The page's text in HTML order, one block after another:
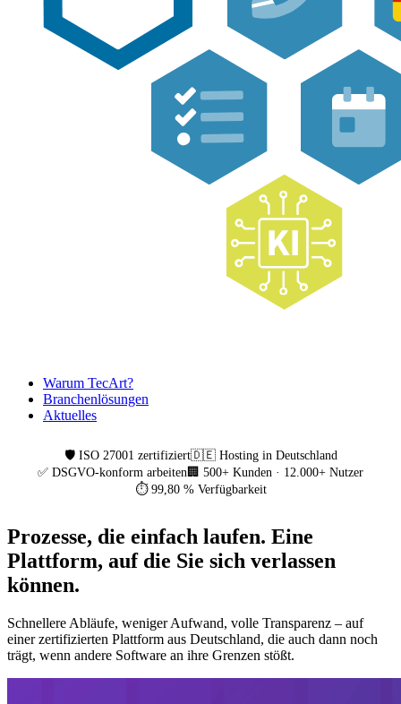
Warum TecArt?
Branchenlösungen
Aktuelles
🛡️ ISO 27001 zertifiziert🇩🇪 Hosting in Deutschland
✅ DSGVO-konform arbeiten 🏢 500+ Kunden · 12.000+ Nutzer
⏱️ 99,80 % Verfügbarkeit
Prozesse, die einfach laufen. Eine
Plattform, auf die Sie sich verlassen
können.
Schnellere Abläufe, weniger Aufwand, volle Transparenz – auf
einer zertifizierten Plattform aus Deutschland, die auch dann noch
trägt, wenn andere Software an ihre Grenzen stößt.